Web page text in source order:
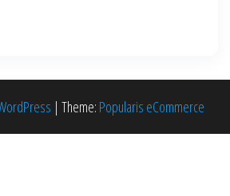
| Theme: Popularis eCommerce